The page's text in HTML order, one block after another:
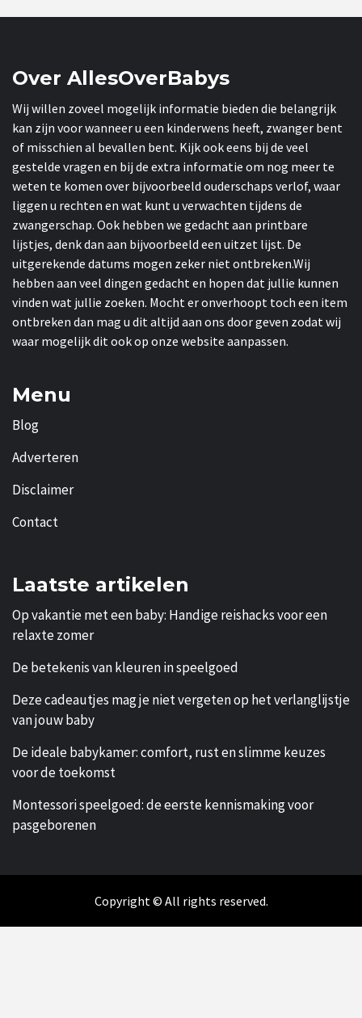
Over AllesOverBabys
Wij willen zoveel mogelijk informatie bieden die belangrijk
kan zijn voor wanneer u een kinderwens heeft, zwanger bent
of misschien al bevallen bent. Kijk ook eens bij de veel
gestelde vragen en bij de extra informatie om nog meer te
weten te komen over bijvoorbeeld ouderschaps verlof, waar
liggen u rechten en wat kunt u verwachten tijdens de
zwangerschap. Ook hebben we gedacht aan printbare
lijstjes, denk dan aan bijvoorbeeld een uitzet lijst. De
uitgerekende datums mogen zeker niet ontbreken.Wij
hebben aan veel dingen gedacht en hopen dat jullie kunnen
vinden wat jullie zoeken. Mocht er onverhoopt toch een item
ontbreken dan mag u dit altijd aan ons door geven zodat wij
waar mogelijk dit ook op onze website aanpassen.
Menu
Blog
Adverteren
Disclaimer
Contact
Laatste artikelen
Op vakantie met een baby: Handige reishacks voor een
relaxte zomer
De betekenis van kleuren in speelgoed
Deze cadeautjes mag je niet vergeten op het verlanglijstje
van jouw baby
De ideale babykamer: comfort, rust en slimme keuzes
voor de toekomst
Montessori speelgoed: de eerste kennismaking voor
pasgeborenen
Copyright © All rights reserved.